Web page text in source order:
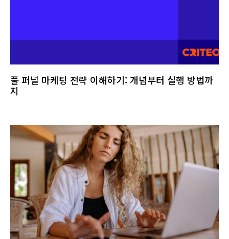
풀 퍼널 마케팅 전략 이해하기: 개념부터 실행 방법까
지